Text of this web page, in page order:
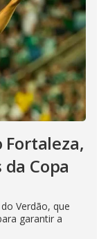
Fortaleza,
Copa
Verdão, que
garantir a